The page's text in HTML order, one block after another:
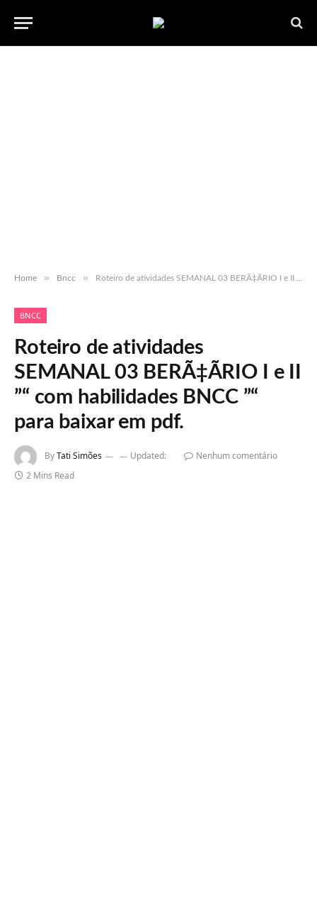
Home » Bncc » Roteiro de atividades SEMANAL 03 BERÃ‡ÃRIO I e II ”“ com habilidades BNCC ”“ para baixar em pdf.
BNCC
Roteiro de atividades
SEMANAL 03 BERÃ‡ÃRIO I e II
”“ com habilidades BNCC ”“
para baixar em pdf.
ByTati Simões Updated:
Nenhum comentário
2 Mins Read